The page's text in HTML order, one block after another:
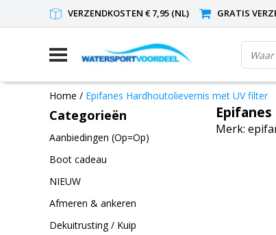
VERZENDKOSTEN € 7,95 (NL) GRATIS
Home / Epifanes Hardhoutolievernis met UV filter
Categorieën
Aanbiedingen (Op=Op)
Boot cadeau
NIEUW
Afmeren & ankeren
Dekuitrusting / Kuip
Merk: